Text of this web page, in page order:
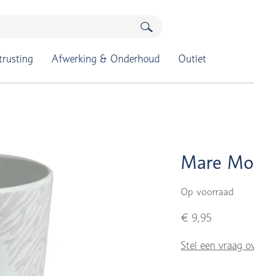
Afwerking & Onderhoud Outlet
Mare
Op voorraad
€ 9,95
Stel een vraag